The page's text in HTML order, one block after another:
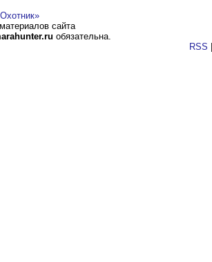
сайта
обязательна.
RSS